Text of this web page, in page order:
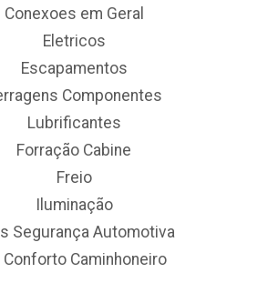
Conexoes em Geral
Eletricos
Escapamentos
Componentes
Lubrificantes
Forração Cabine
Freio
Iluminação
Segurança Automotiva
Conforto Caminhoneiro